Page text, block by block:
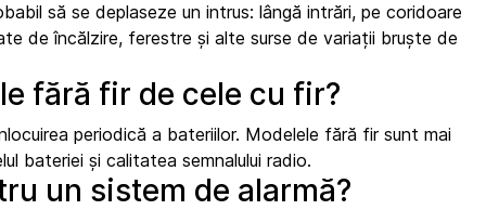
să se deplaseze un intrus: lângă intrări, pe coridoare
de încălzire, ferestre și alte surse de variații bruște de
fără fir de cele cu fir?
periodică a bateriilor. Modelele fără fir sunt mai
bateriei și calitatea semnalului radio.
un sistem de alarmă?